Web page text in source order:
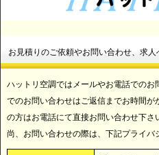
お見積りのご依頼やお問い合わせ、求人
ハットリ空調ではメールやお電話での
でのお問い合わせはご返信までお時間
の方はお電話にて直接お問い合わせ下さ
尚、お問い合わせの際は、下記プライバ